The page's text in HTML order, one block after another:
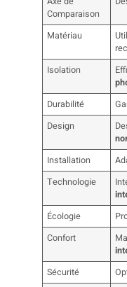
Comparaison
Matériau
Isolation
Durabilité
Design
Installation
Technologie
Écologie
Confort
Sécurité